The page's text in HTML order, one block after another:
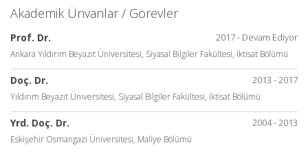
Akademik Ünvanlar / Görevler
2017 - Devam Ediyor
Prof. Dr.
Ankara Yıldırım Beyazıt Üniversitesi, Siyasal Bilgiler Fakültesi, İktisat Bölümü
2013 - 2017
Doç. Dr.
Yıldırım Beyazıt Üniversitesi, Siyasal Bilgiler Fakültesi, İktisat Bölümü
2004 - 2013
Yrd. Doç. Dr.
Eskişehir Osmangazi Üniversitesi, Maliye Bölümü